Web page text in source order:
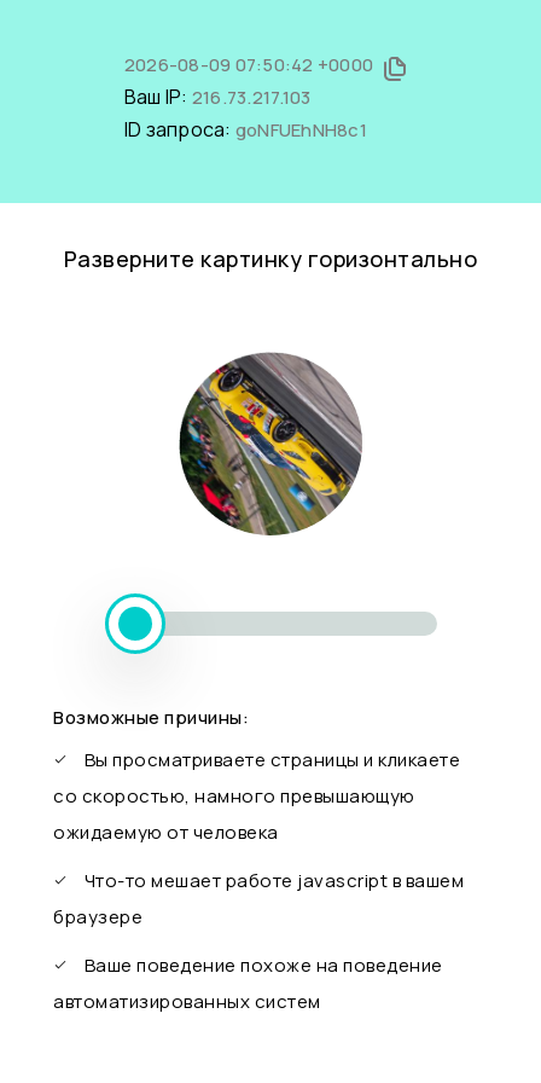
2026-08-09 07:50:42 +0000
Ваш IP: 216.73.217.103
ID запроса: goNFUEhNH8c1
Разверните картинку горизонтально
Возможные причины:
Вы просматриваете страницы и кликаете
со скоростью, намного превышающую
ожидаемую от человека
Что-то мешает работе javascript в вашем
браузере
Ваше поведение похоже на поведение
автоматизированных систем